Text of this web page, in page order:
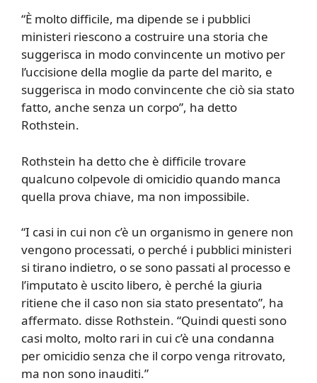
“È molto difficile, ma dipende se i pubblici
ministeri riescono a costruire una storia che
suggerisca in modo convincente un motivo per
l’uccisione della moglie da parte del marito, e
suggerisca in modo convincente che ciò sia stato
fatto, anche senza un corpo”, ha detto
Rothstein.
Rothstein ha detto che è difficile trovare
qualcuno colpevole di omicidio quando manca
quella prova chiave, ma non impossibile.
“I casi in cui non c’è un organismo in genere non
vengono processati, o perché i pubblici ministeri
si tirano indietro, o se sono passati al processo e
l’imputato è uscito libero, è perché la giuria
ritiene che il caso non sia stato presentato”, ha
affermato. disse Rothstein. “Quindi questi sono
casi molto, molto rari in cui c’è una condanna
per omicidio senza che il corpo venga ritrovato,
ma non sono inauditi.”